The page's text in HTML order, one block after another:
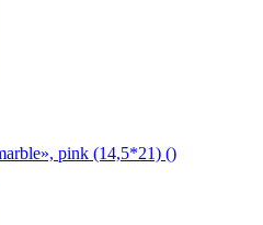
pink (14,5*21) ()